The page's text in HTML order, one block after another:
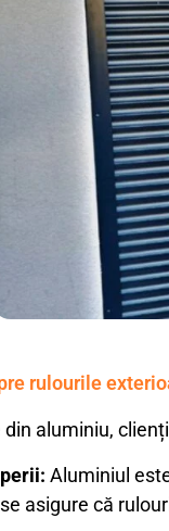
rulourile
aluminiu,
Aluminiul
asigure că